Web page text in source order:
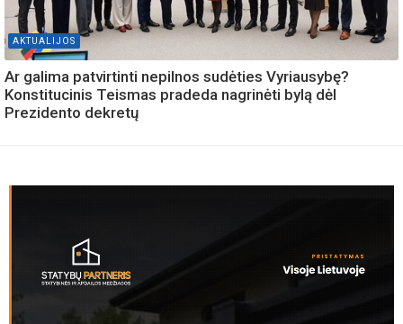
AKTUALIJOS
Ar galima patvirtinti nepilnos sudėties Vyriausybę?
Konstitucinis Teismas pradeda nagrinėti bylą dėl
Prezidento dekretų